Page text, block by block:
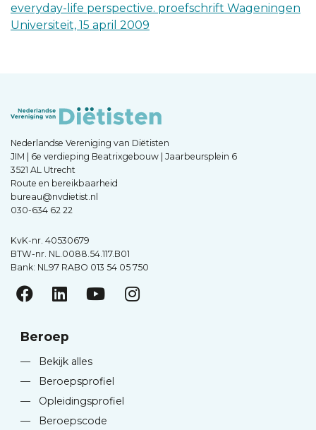
everyday-life perspective. proefschrift Wageningen
Universiteit, 15 april 2009
Nederlandse Vereniging van Diëtisten
JIM | 6e verdieping Beatrixgebouw | Jaarbeursplein 6
3521 AL Utrecht
Route en bereikbaarheid
bureau@nvdietist.nl
030-634 62 22
KvK-nr. 40530679
BTW-nr. NL.0088.54.117.B01
Bank: NL97 RABO 013 54 05 750
Beroep
—
Bekijk alles
—
Beroepsprofiel
—
Opleidingsprofiel
—
Beroepscode